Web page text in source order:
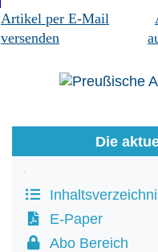
Artikel per E-Mail
versenden
Die
E-Paper
Abo Bereich